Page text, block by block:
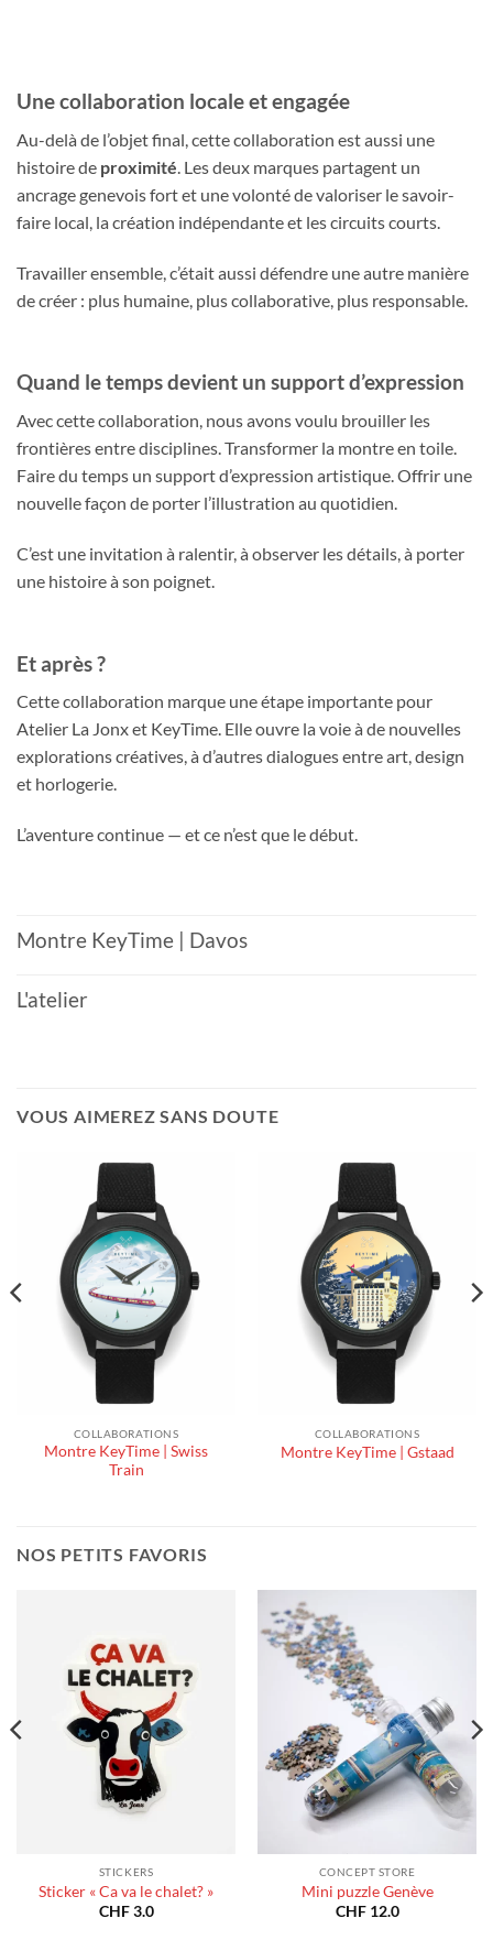
Une collaboration locale et engagée
Au-delà de l’objet final, cette collaboration est aussi une
histoire de proximité. Les deux marques partagent un
ancrage genevois fort et une volonté de valoriser le savoir-
faire local, la création indépendante et les circuits courts.
Travailler ensemble, c’était aussi défendre une autre manière
de créer : plus humaine, plus collaborative, plus responsable.
Quand le temps devient un support d’expression
Avec cette collaboration, nous avons voulu brouiller les
frontières entre disciplines. Transformer la montre en toile.
Faire du temps un support d’expression artistique. Offrir une
nouvelle façon de porter l’illustration au quotidien.
C’est une invitation à ralentir, à observer les détails, à porter
une histoire à son poignet.
Et après ?
Cette collaboration marque une étape importante pour
Atelier La Jonx et KeyTime. Elle ouvre la voie à de nouvelles
explorations créatives, à d’autres dialogues entre art, design
et horlogerie.
L’aventure continue — et ce n’est que le début.
Montre KeyTime | Davos
L'atelier
VOUS AIMEREZ SANS DOUTE
COLLABORATIONS
Montre KeyTime | Swiss
Train
COLLABORATIONS
Montre KeyTime | Gstaad
NOS PETITS FAVORIS
STICKERS
Sticker « Ca va le chalet? »
CHF3.0
CONCEPT STORE
Mini puzzle Genève
CHF12.0